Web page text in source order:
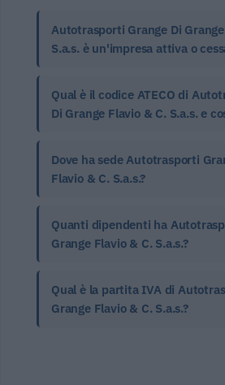
Autotrasporti Grange Di
S.a.s. è un'impresa attiva o
Qual è il codice ATECO di
Di Grange Flavio & C. S.a.s. e
Dove ha sede Autotrasporti
Flavio & C. S.a.s.?
Quanti dipendenti ha
Grange Flavio & C. S.a.s.?
Qual è la partita IVA di
Grange Flavio & C. S.a.s.?